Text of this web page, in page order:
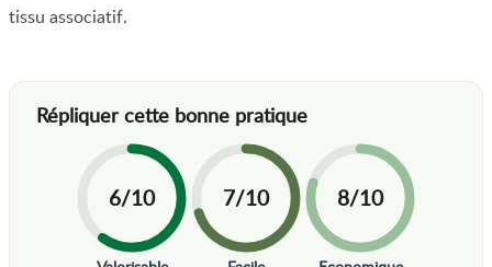
tissu associatif.
6/10 7/10 8/10